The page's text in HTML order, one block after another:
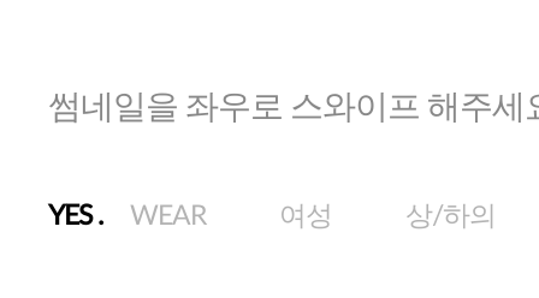
썸네일을 좌우로 스와이프 해주세
YES. WEAR 여성 상/하의